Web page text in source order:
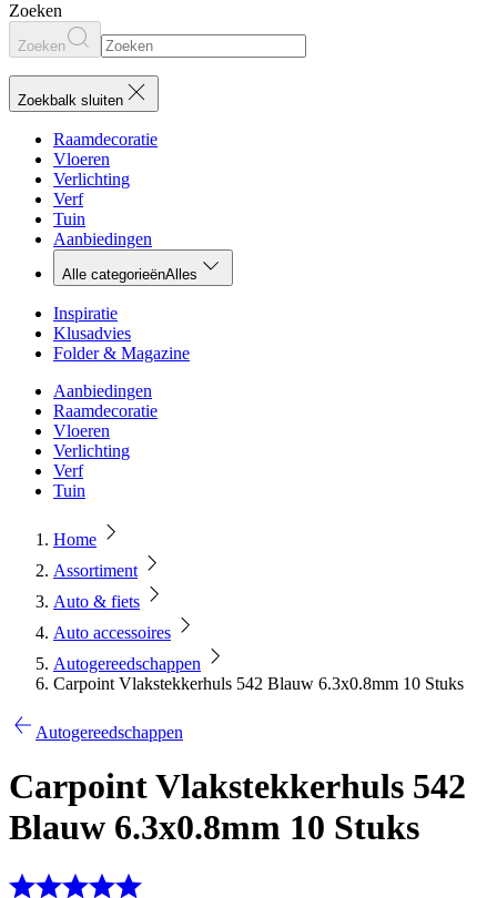
Zoeken
Zoeken
Zoekbalk sluiten
Raamdecoratie
Vloeren
Verlichting
Verf
Tuin
Aanbiedingen
Alle categorieënAlles
Inspiratie
Klusadvies
Folder & Magazine
Aanbiedingen
Raamdecoratie
Vloeren
Verlichting
Verf
Tuin
Home
Assortiment
Auto & fiets
Auto accessoires
Autogereedschappen
Carpoint Vlakstekkerhuls 542 Blauw 6.3x0.8mm 10 Stuks
Autogereedschappen
Carpoint Vlakstekkerhuls 542
Blauw 6.3x0.8mm 10 Stuks